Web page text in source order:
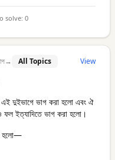
solve: 0
→ All Topics View
এই দুইভাগে ভাগ করা হলো এবং ঐ
ফল ইত্যাদিতে ভাগ করা হলো।
হলো—